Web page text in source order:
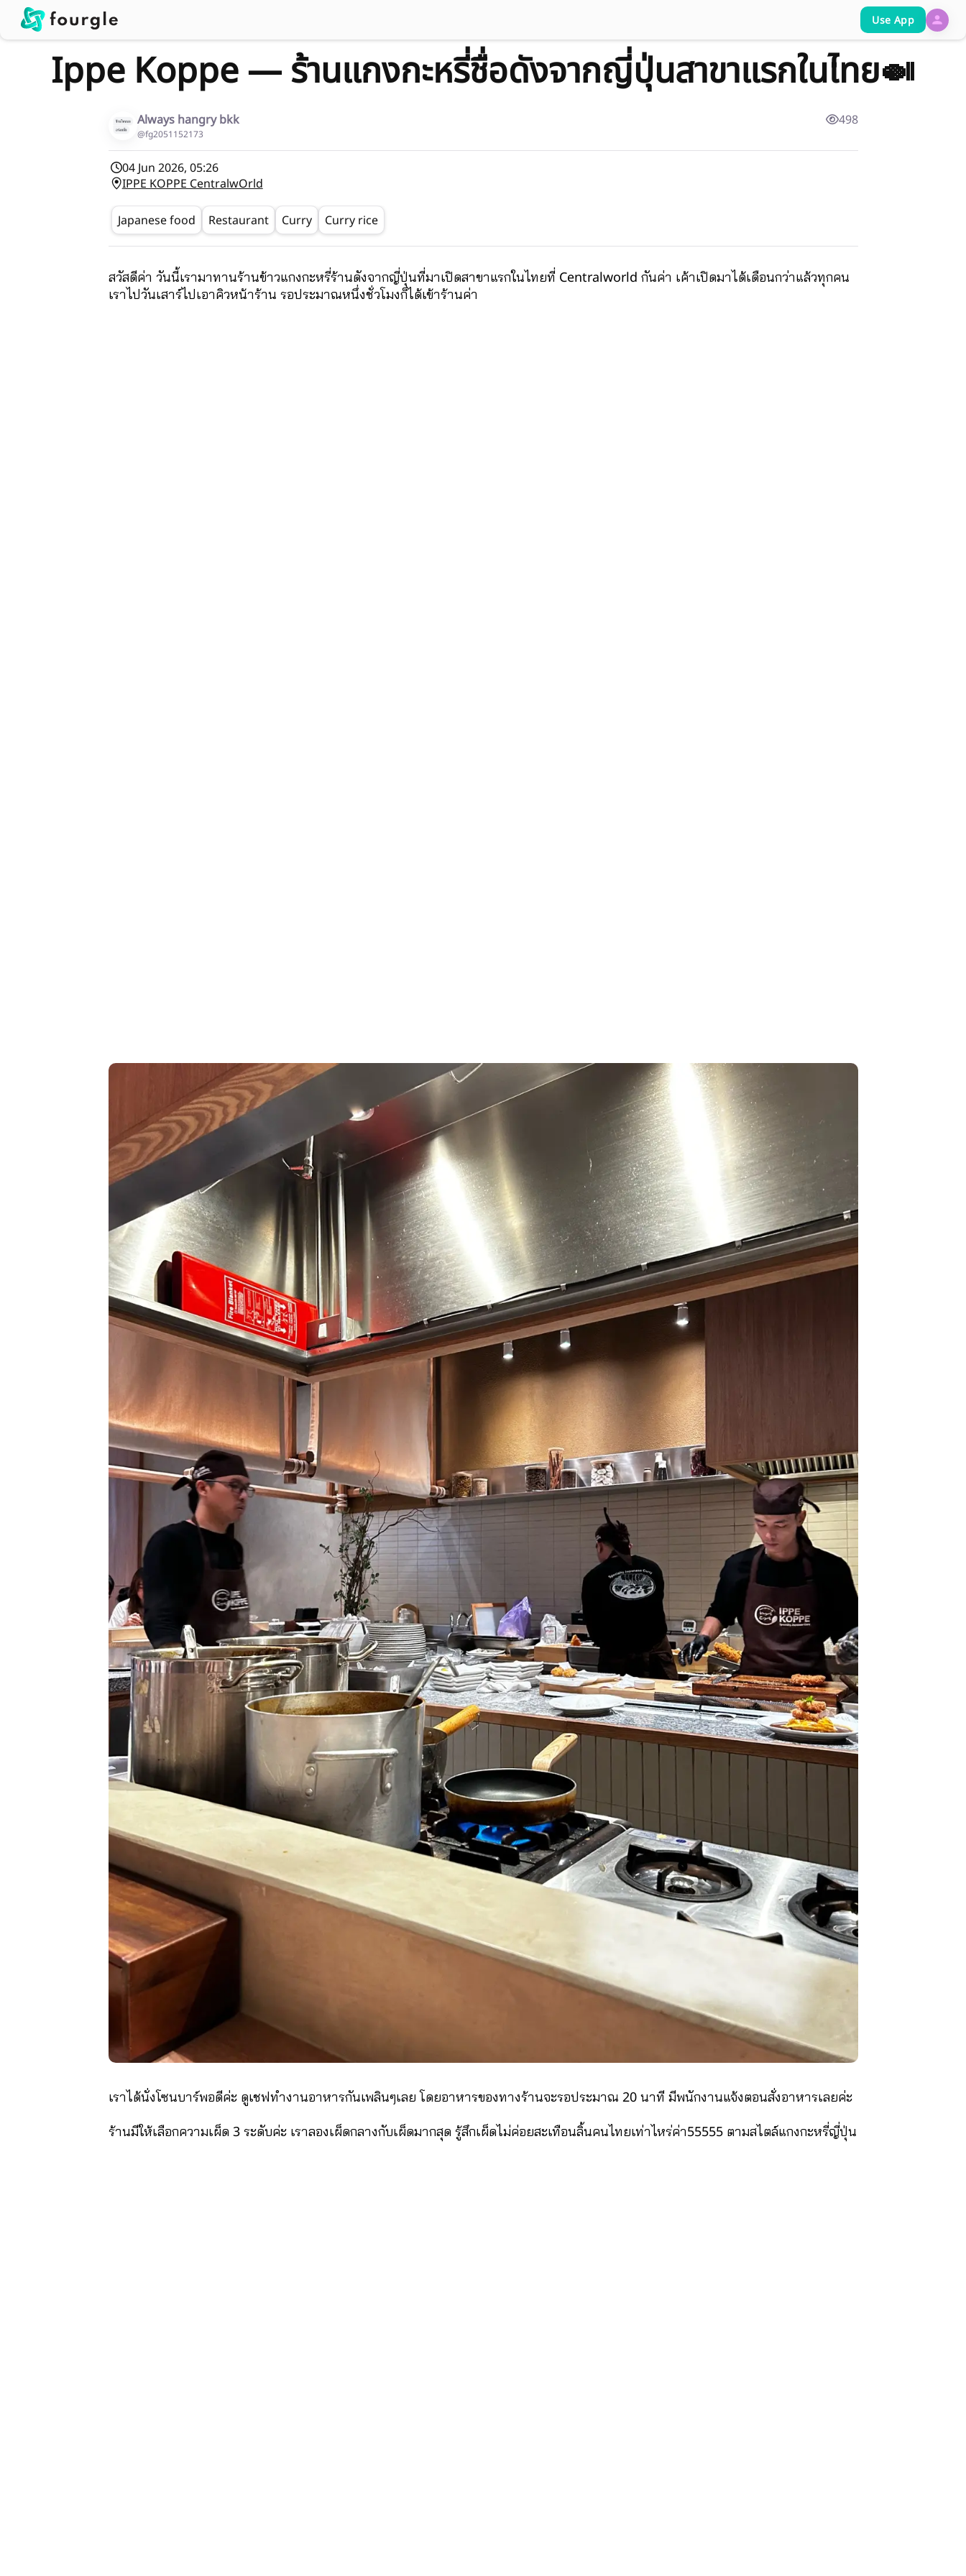
Use App
Ippe Koppe — ร้านแกงกะหรี่ชื่อดังจากญี่ปุ่นสาขาแรกในไทย🍛
Always hangry bkk
@fg2051152173
498
04 Jun 2026, 05:26
IPPE KOPPE CentralwOrld
Japanese food Restaurant Curry Curry rice
สวัสดีค่า วันนี้เรามาทานร้านข้าวแกงกะหรี่ร้านดังจากญี่ปุ่นที่มาเปิดสาขาแรกในไทยที่ Centralworld กันค่า เค้าเปิดมาได้เดือนกว่าแล้วทุกคน
เราไปวันเสาร์ไปเอาคิวหน้าร้าน รอประมาณหนึ่งชั่วโมงก็ได้เข้าร้านค่า
เราได้นั่งโซนบาร์พอดีค่ะ ดูเชฟทำงานอาหารกันเพลินๆเลย โดยอาหารของทางร้านจะรอประมาณ 20 นาที มีพนักงานแจ้งตอนสั่งอาหารเลยค่ะ
ร้านมีให้เลือกความเผ็ด 3 ระดับค่ะ เราลองเผ็ดกลางกับเผ็ดมากสุด รู้สึกเผ็ดไม่ค่อยสะเทือนลิ้นคนไทยเท่าไหร่ค่า55555 ตามสไตล์แกงกะหรี่ญี่ปุ่น